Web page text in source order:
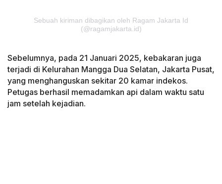
Sebuah kiriman dibagikan oleh Ragam Jakarta Id
(@ragamjakarta.id)
Sebelumnya, pada 21 Januari 2025, kebakaran juga
terjadi di Kelurahan Mangga Dua Selatan, Jakarta Pusat,
yang menghanguskan sekitar 20 kamar indekos.
Petugas berhasil memadamkan api dalam waktu satu
jam setelah kejadian.